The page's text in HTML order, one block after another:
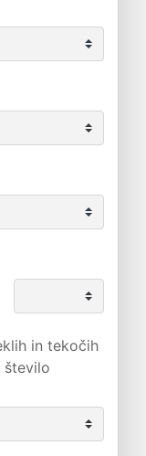
in tekočih
število